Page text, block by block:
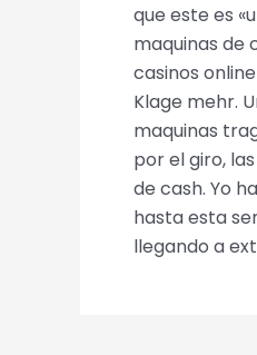
que este es
maquinas de
casinos
Klage mehr.
maquinas
por el giro,
de cash. Yo
hasta esta
llegando a